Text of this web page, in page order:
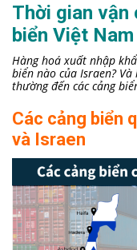
Thời gian vận
biển Việt
Hàng hoá xuất nhập
biển nào của Israen?
thường đến các cảng
Các cảng biển
và Israen